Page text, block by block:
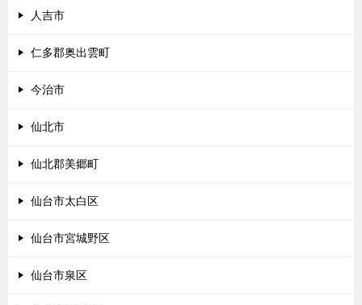
人吉市
仁多郡奥出雲町
今治市
仙北市
仙北郡美郷町
仙台市太白区
仙台市宮城野区
仙台市泉区